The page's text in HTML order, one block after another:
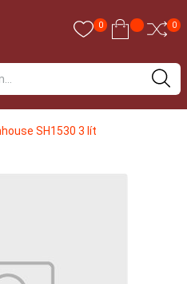
0 0
SH1530 3 lít